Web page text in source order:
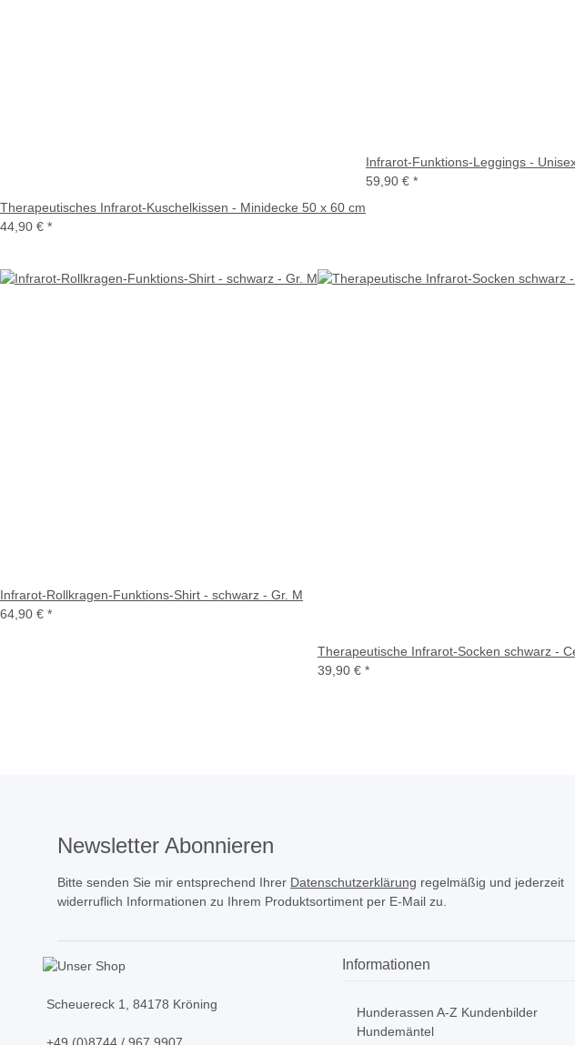
Therapeutisches Infrarot-Kuschelkissen - Minidecke 50 x 60 cm
44,90 € *
Infrarot-Funktions-Leggings -
59,90 € *
Infrarot-Rollkragen-Funktions-Shirt - schwarz - Gr. M
64,90 € *
Therapeutische Infrarot-Socken schwarz -
39,90 € *
Newsletter Abonnieren
Bitte senden Sie mir entsprechend Ihrer Datenschutzerklärung regelmäßig und jederzeit
widerruflich Informationen zu Ihrem Produktsortiment per E-Mail zu.
Scheuereck 1, 84178 Kröning
Informationen
Hunderassen A-Z Kundenbilder
Hundemäntel